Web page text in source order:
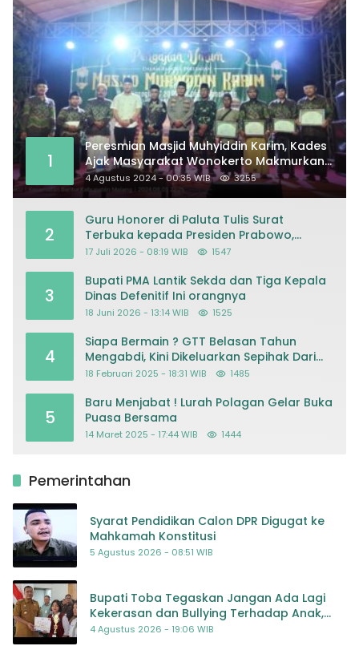
1
Peresmian Masjid Muhyiddin Karim, Kades
Ajak Masyarakat Wonokerto Makmurkan
Masjid
4 Agustus 2024 - 00:35 WIB 3255
2
Guru Honorer di Paluta Tulis Surat
Terbuka kepada Presiden Prabowo,
Mohon Keadilan atas Dugaan
17 Juli 2026 - 08:19 WIB 1547
3
Bupati PMA Lantik Sekda dan Tiga Kepala
Dinas Defenitif Ini orangnya
18 Juni 2026 - 13:14 WIB 1525
4
Siapa Bermain ? GTT Belasan Tahun
Mengabdi, Kini Dikeluarkan Sepihak Dari
Dapodik
18 Februari 2025 - 18:31 WIB 1485
5
Baru Menjabat ! Lurah Polagan Gelar Buka
Puasa Bersama
14 Maret 2025 - 17:44 WIB 1444
Pemerintahan
Syarat Pendidikan Calon DPR Digugat ke
Mahkamah Konstitusi
5 Agustus 2026 - 08:51 WIB
Bupati Toba Tegaskan Jangan Ada Lagi
Kekerasan dan Bullying Terhadap Anak,
Dorong Kolaborasi Seluruh Pihak
4 Agustus 2026 - 19:06 WIB